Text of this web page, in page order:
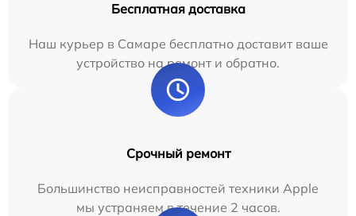
Бесплатная доставка
Наш курьер в Самаре бесплатно доставит ваше
устройство на ремонт и обратно.
Срочный ремонт
Большинство неисправностей техники Apple
мы устраняем в течение 2 часов.